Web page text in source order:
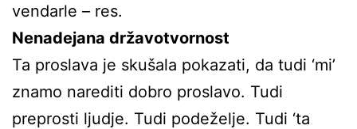
vendarle – res.
Nenadejana državotvornost
Ta proslava je skušala pokazati, da tudi ‘mi’
znamo narediti dobro proslavo. Tudi
preprosti ljudje. Tudi podeželje. Tudi ‘ta